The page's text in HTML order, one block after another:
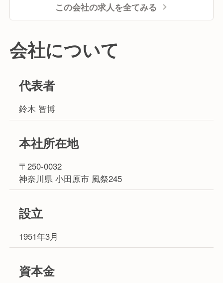
この会社の求人を全てみる
会社について
代表者
鈴木 智博
本社所在地
〒250-0032
神奈川県 小田原市 風祭245
設立
1951年3月
資本金